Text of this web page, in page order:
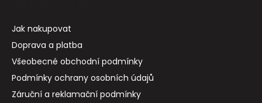
Jak nakupovat
Doprava a platba
Všeobecné obchodní podmínky
Podmínky ochrany osobních údajů
Záruční a reklamační podmínky